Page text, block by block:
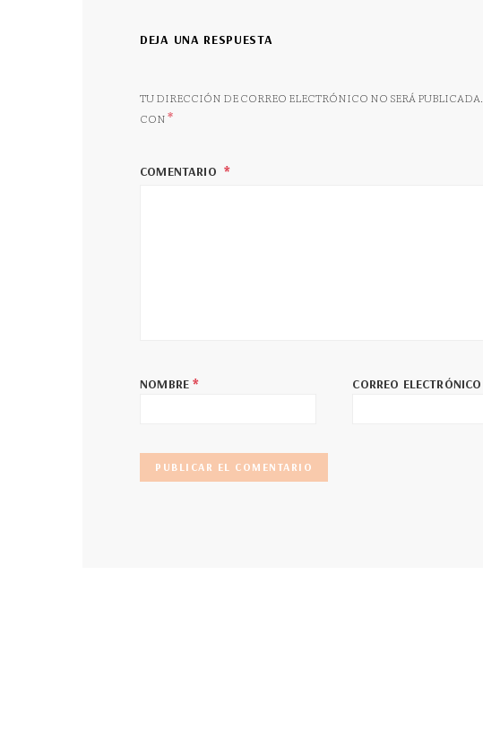
DEJA UNA RESPUESTA
TU DIRECCIÓN DE CORREO ELECTRÓNICO NO SERÁ PUBLICADA.
CON*
COMENTARIO
NOMBRE* CORREO ELECTRÓNICO